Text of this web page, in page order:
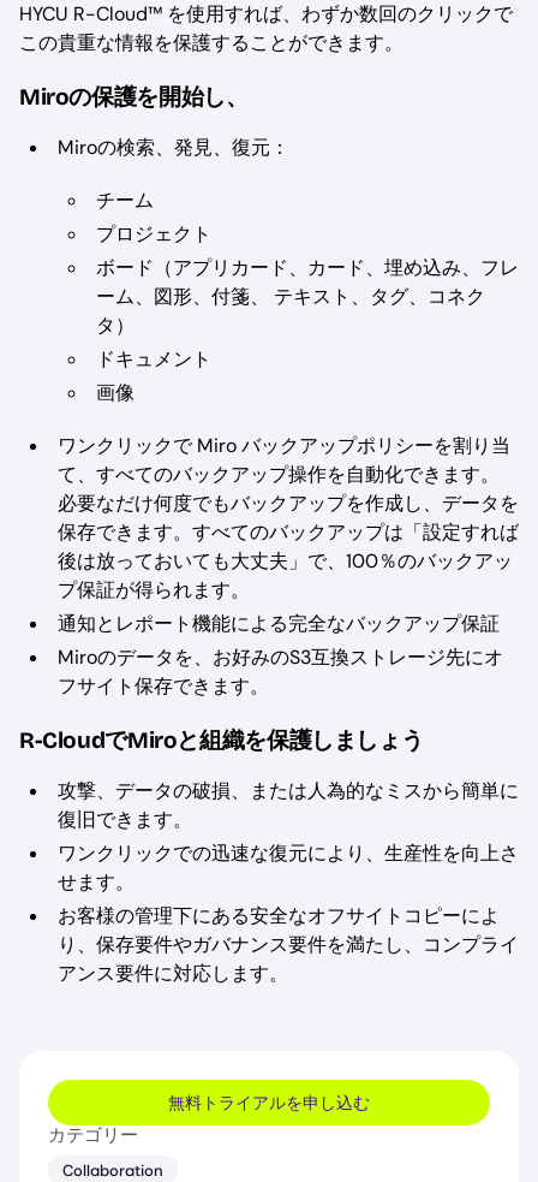
HYCU R-Cloud™ を使用すれば、わずか数回のクリックで
この貴重な情報を保護することができます。
Miroの保護を開始し、
Miroの検索、発見、復元：
チーム
プロジェクト
ボード（アプリカード、カード、埋め込み、フレ
ーム、図形、付箋、 テキスト、タグ、コネク
タ）
ドキュメント
画像
ワンクリックで Miro バックアップポリシーを割り当
て、すべてのバックアップ操作を自動化できます。
必要なだけ何度でもバックアップを作成し、データを
保存できます。すべてのバックアップは「設定すれば
後は放っておいても大丈夫」で、100％のバックアッ
プ保証が得られます。
通知とレポート機能による完全なバックアップ保証
Miroのデータを、お好みのS3互換ストレージ先にオ
フサイト保存できます。
R-CloudでMiroと組織を保護しましょう
攻撃、データの破損、または人為的なミスから簡単に
復旧できます。
ワンクリックでの迅速な復元により、生産性を向上さ
せます。
お客様の管理下にある安全なオフサイトコピーによ
り、保存要件やガバナンス要件を満たし、コンプライ
アンス要件に対応します。
無料トライアルを申し込む
カテゴリー
Collaboration